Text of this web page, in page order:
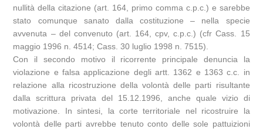
nullità della citazione (art. 164, primo comma c.p.c.) e sarebbe
stato comunque sanato dalla costituzione – nella specie
avvenuta – del convenuto (art. 164, cpv, c.p.c.) (cfr Cass. 15
maggio 1996 n. 4514; Cass. 30 luglio 1998 n. 7515).
Con il secondo motivo il ricorrente principale denuncia la
violazione e falsa applicazione degli artt. 1362 e 1363 c.c. in
relazione alla ricostruzione della volontà delle parti risultante
dalla scrittura privata del 15.12.1996, anche quale vizio di
motivazione. In sintesi, la corte territoriale nel ricostruire la
volontà delle parti avrebbe tenuto conto delle sole pattuizioni